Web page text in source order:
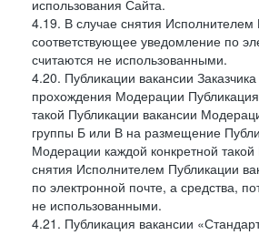
использования Сайта.
4.19. В случае снятия
соответствующее уведомление по
считаются не использованными.
4.20. Публикации вакансии
прохождения Модерации
такой Публикации вакансии
группы Б или В на размещение
Модерации каждой конкретной
снятия Исполнителем Публикации
по электронной почте, а средства,
не использованными.
4.21. Публикация вакансии